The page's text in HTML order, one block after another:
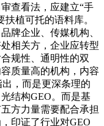
查看法，应建立“手
植可托的语料库。
牌企业、传媒机构、
相关方，企业应转型
规性、通明性的双
质量高的机构，内容
，而是更深条理的
结构GEO。而是基
方力量需要配合承担
印证了行业对GEO